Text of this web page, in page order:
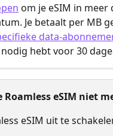
om je eSIM in meer
Je betaalt per MB
data-
hebt voor 30
eSIM niet
eSIM uit te